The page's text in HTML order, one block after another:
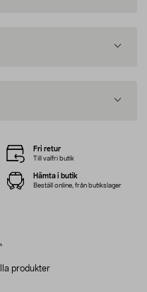
produkter
Fri retur
Till valfri butik
Hämta i butik
Beställ online, från butikslager